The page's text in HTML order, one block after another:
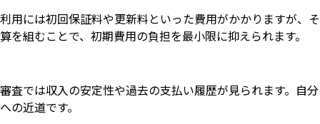
利用には初回保証料や更新料といった費用がかかりますが、
算を組むことで、初期費用の負担を最小限に抑えられます。
審査では収入の安定性や過去の支払い履歴が見られます。自
への近道です。